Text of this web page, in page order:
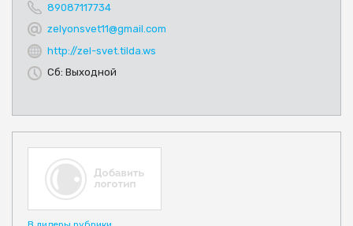
89087117734
zelyonsvet11@gmail.com
http://zel-svet.tilda.ws
Сб: Выходной